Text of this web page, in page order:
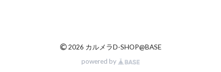
© 2026 カルメラD-SHOP@BASE
powered by